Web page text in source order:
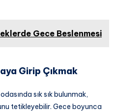
Gece Beslenmesi
Girip Çıkmak
sık sık bulunmak,
tetikleyebilir. Gece boyunca